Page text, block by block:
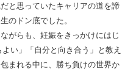
と思っていたキャリアの道を諦
のドン底でした。
がらも、妊娠をきっかけにはじ
い」「自分と向き合う」と教え
まれる中に、勝ち負けの世界か